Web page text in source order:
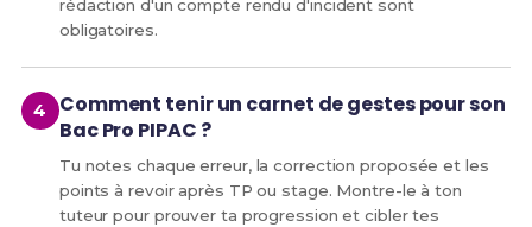
rédaction d'un compte rendu d'incident sont
obligatoires.
Comment tenir un carnet de gestes pour son
Bac Pro PIPAC ?
Tu notes chaque erreur, la correction proposée et les
points à revoir après TP ou stage. Montre-le à ton
tuteur pour prouver ta progression et cibler tes